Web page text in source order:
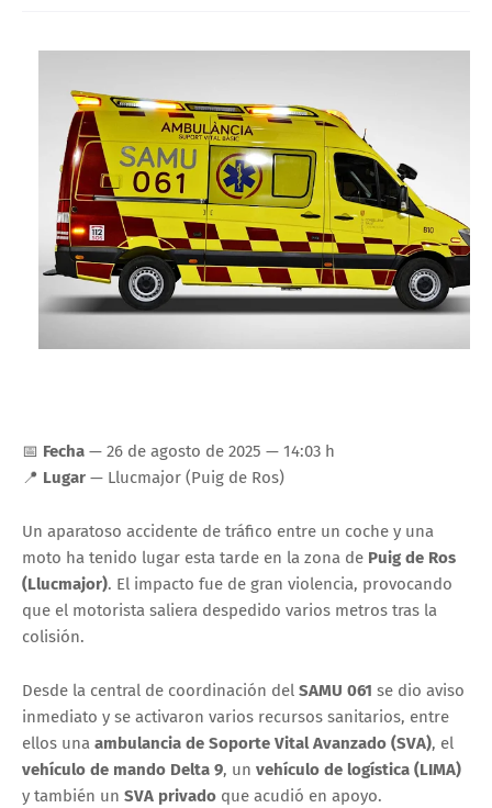
📅 Fecha — 26 de agosto de 2025 — 14:03 h
📍 Lugar — Llucmajor (Puig de Ros)
Un aparatoso accidente de tráfico entre un coche y una
moto ha tenido lugar esta tarde en la zona de Puig de Ros
(Llucmajor). El impacto fue de gran violencia, provocando
que el motorista saliera despedido varios metros tras la
colisión.
Desde la central de coordinación del SAMU 061 se dio aviso
inmediato y se activaron varios recursos sanitarios, entre
ellos una ambulancia de Soporte Vital Avanzado (SVA), el
vehículo de mando Delta 9, un vehículo de logística (LIMA)
y también un SVA privado que acudió en apoyo.